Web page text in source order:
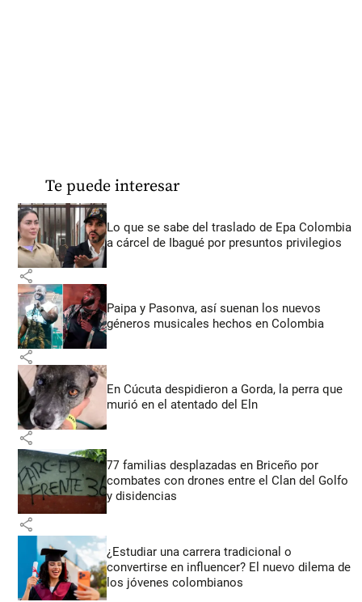
Te puede interesar
Lo que se sabe del traslado de Epa Colombia
a cárcel de Ibagué por presuntos privilegios
share
Paipa y Pasonva, así suenan los nuevos
géneros musicales hechos en Colombia
share
En Cúcuta despidieron a Gorda, la perra que
murió en el atentado del Eln
share
77 familias desplazadas en Briceño por
combates con drones entre el Clan del Golfo
y disidencias
share
¿Estudiar una carrera tradicional o
convertirse en influencer? El nuevo dilema de
los jóvenes colombianos